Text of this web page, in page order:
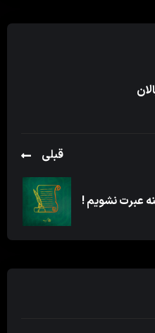
قبلی
عبرت نشویم !